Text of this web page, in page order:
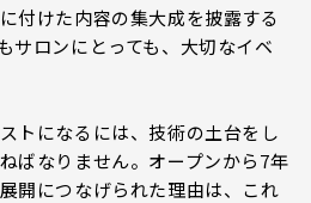
付けた内容の集大成を披露する
サロンにとっても、大切なイベ
トになるには、技術の土台をし
ばなりません。オープンから7年
開につなげられた理由は、これ